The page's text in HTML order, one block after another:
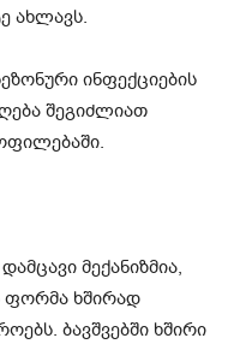
ახლავს.
ინფექციების
შეგიძლიათ
მექანიზმია,
ფორმა ხშირად
ბავშვებში ხშირი